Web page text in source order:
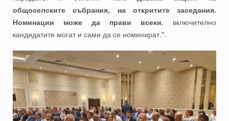
общоселските събрания, на откритите заседания.
Номинации може да прави всеки, включително
кандидатите могат и сами да се номинират.".